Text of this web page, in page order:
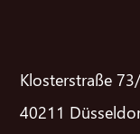
Klosterstraße
40211